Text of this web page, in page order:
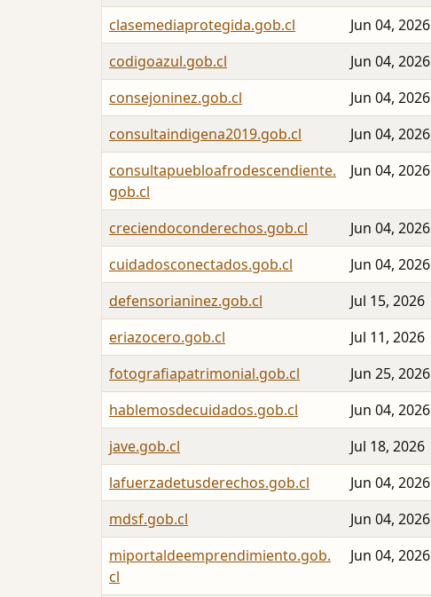
clasemediaprotegida.gob.cl
Jun 04, 2026
codigoazul.gob.cl
Jun 04, 2026
consejoninez.gob.cl
Jun 04, 2026
consultaindigena2019.gob.cl
Jun 04, 2026
consultapuebloafrodescendiente.
gob.cl
Jun 04, 2026
creciendoconderechos.gob.cl
Jun 04, 2026
cuidadosconectados.gob.cl
Jun 04, 2026
defensorianinez.gob.cl
Jul 15, 2026
eriazocero.gob.cl
Jul 11, 2026
fotografiapatrimonial.gob.cl
Jun 25, 2026
hablemosdecuidados.gob.cl
Jun 04, 2026
jave.gob.cl
Jul 18, 2026
lafuerzadetusderechos.gob.cl
Jun 04, 2026
mdsf.gob.cl
Jun 04, 2026
miportaldeemprendimiento.gob.
cl
Jun 04, 2026